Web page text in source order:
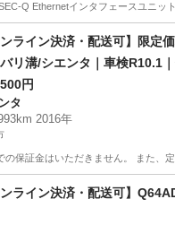
Q Ethernetインタフェースユニ
その他 三菱電機
ンライン決済・配送可】限定
リ溝/シエンタ｜車検R10.1
0円｜即乗りOK
円
タ
2016年
の保証金はいただきません。 また、
シエンタ 車両
ンライン決済・配送可】